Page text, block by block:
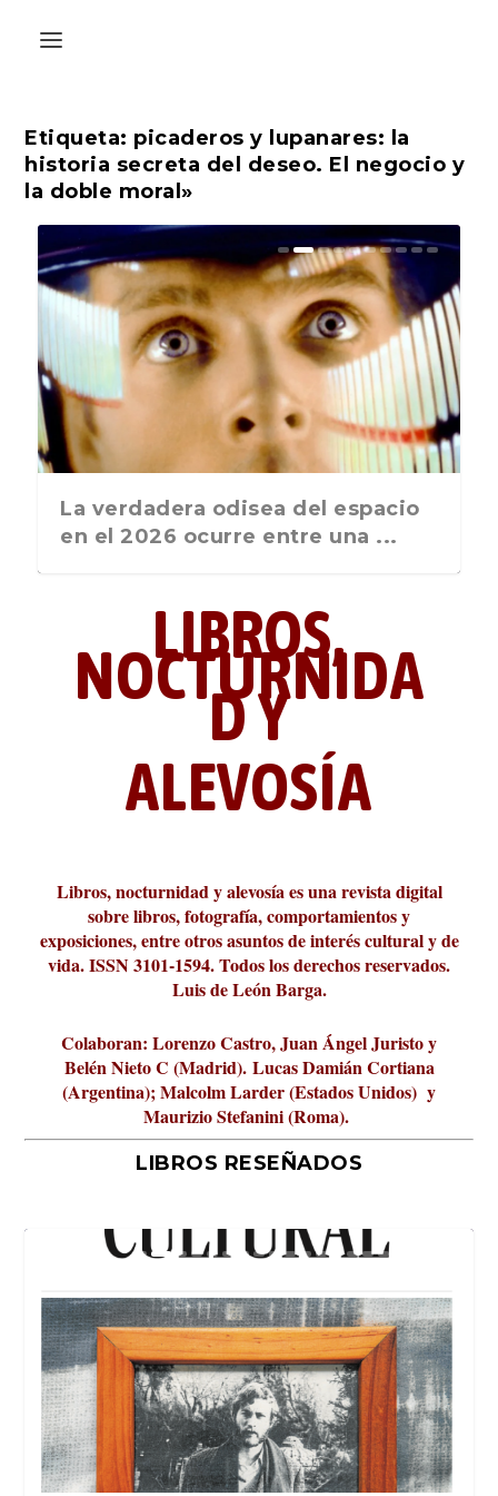
Etiqueta: picaderos y lupanares: la
historia secreta del deseo. El negocio y
la doble moral»
La última postal de la temporada
nos recuerda que nos vamos ...
La verdadera odisea del espacio
en el 2026 ocurre entre una ...
Liber 2026 al Fomento de la Le...
Revista Cultural Turia, númer...
10.000 pasos al día? Lo que d...
paisajística del mar de Sicil...
París
metafísicos de la novela ne...
LIBROS,
NOCTURNIDA
D Y
ALEVOSÍA
Libros, nocturnidad y alevosía es una revista digital
sobre libros, fotografía, comportamientos y
exposiciones, entre otros asuntos de interés cultural y de
vida. ISSN 3101-1594. Todos los derechos reservados.
Luis de León Barga.
Colaboran: Lorenzo Castro, Juan Ángel Juristo y
Belén Nieto C (Madrid). Lucas Damián Cortiana
(Argentina); Malcolm Larder (Estados Unidos) y
Maurizio Stefanini (Roma).
LIBROS RESEÑADOS